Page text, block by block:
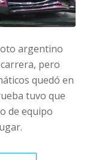
argentino
pero
quedó en
tuvo que
de equipo